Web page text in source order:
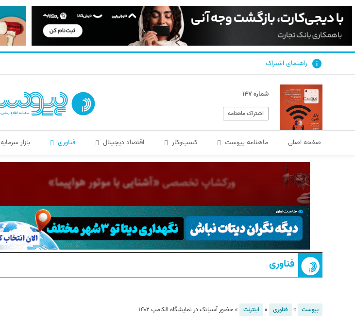
راهنمای اشتراک
شماره ۱۴۷
اشتراک ماهنامه
صفحه اصلی ماهنامه پیوست کسب‌و‌کار اقتصاد دیجیتال فناوری بازار سرمایه
فناوری
پیوست » فناوری » اینترنت » حضور آسیاتک در نمایشگاه الکامپ ۱۴۰۲